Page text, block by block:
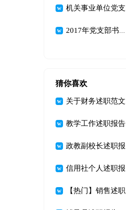
机关事业单位党支部书记工作述职报告
2017年党支部书记抓党建工作述职报告
猜你喜欢
关于财务述职范文汇编五篇
教学工作述职报告4篇
政教副校长述职报告汇编9篇
信用社个人述职报告
【热门】销售述职范文汇编6篇